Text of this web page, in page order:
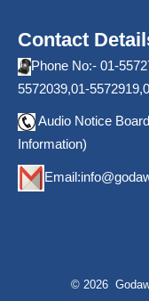
Contact
Phone No:- 01-
5572039,01-
Audio Notice
Information)
Email:
© 2026